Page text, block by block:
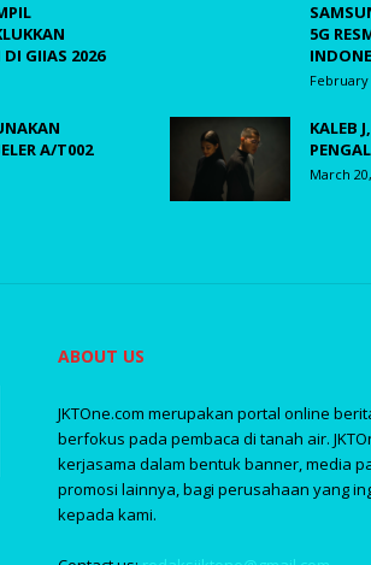
GIIAS 2026
A/T002
5G
February
KALEB
March
ABOUT US
JKTOne.com merupakan portal online
berfokus pada pembaca di tanah air.
kerjasama dalam bentuk banner, media
promosi lainnya, bagi perusahaan yang
kepada kami.